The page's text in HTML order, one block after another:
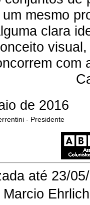
mesmo
clara
com
de 2016
- Presidente
até 23/